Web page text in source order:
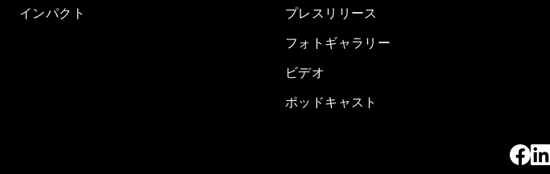
インパクト
プレスリリース
フォトギャラリー
ビデオ
ポッドキャスト